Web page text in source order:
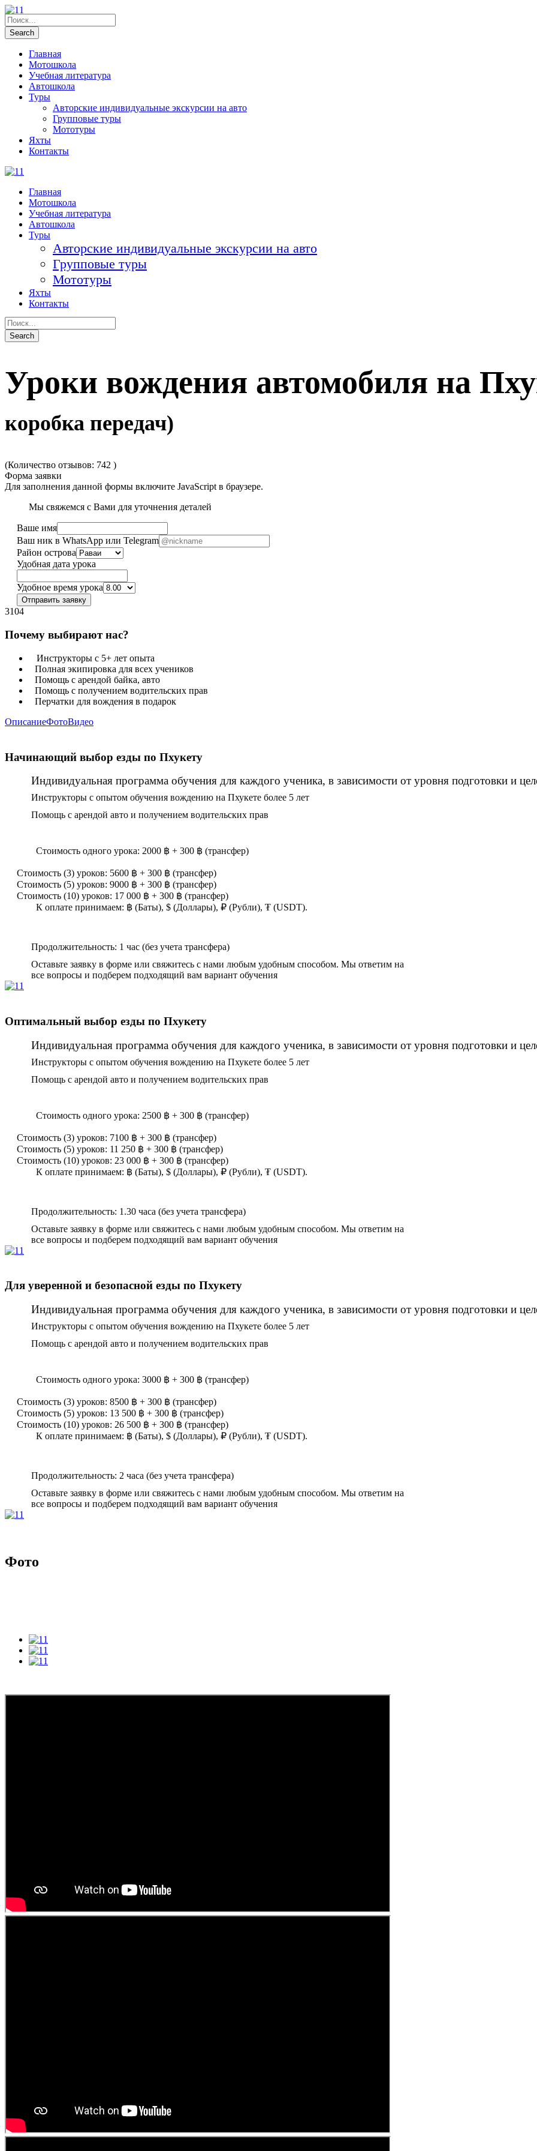
Главная
Мотошкола
Учебная литература
Автошкола
Туры
Авторские индивидуальные экскурсии на авто
Групповые туры
Мототуры
Яхты
Контакты
Главная
Мотошкола
Учебная литература
Автошкола
Туры
Авторские индивидуальные экскурсии на авто
Групповые туры
Мототуры
Яхты
Контакты
Уроки вождения автомобиля на
коробка передач)
(Количество отзывов: 742 )
Форма заявки
Для заполнения данной формы включите JavaScript в браузере.
Мы свяжемся с Вами для уточнения деталей
Ваше имя
Ваш ник в WhatsApp или Telegram
Район острова
Удобная дата урока
Удобное время урока
Отправить заявку
3104
Почему выбирают нас?
Инструкторы с 5+ лет опыта
Полная экипировка для всех учеников
Помощь с арендой байка, авто
Помощь с получением водительских прав
Перчатки для вождения в подарок
ОписаниеФотоВидео
Начинающий выбор езды по Пхукету
Индивидуальная программа обучения для каждого ученика, в зависимости от уровня подготовки и
Инструкторы с опытом обучения вождению на Пхукете более 5 лет
Помощь с арендой авто и получением водительских прав
Стоимость одного урока: 2000 ฿ + 300 ฿ (трансфер)
Стоимость (3) уроков: 5600 ฿ + 300 ฿ (трансфер)
Стоимость (5) уроков: 9000 ฿ + 300 ฿ (трансфер)
Стоимость (10) уроков: 17 000 ฿ + 300 ฿ (трансфер)
К оплате принимаем: ฿ (Баты), $ (Доллары), ₽ (Рубли), ₮ (USDT).
Продолжительность: 1 час (без учета трансфера)
Оставьте заявку в форме или свяжитесь с нами любым удобным способом. Мы ответим на
все вопросы и подберем подходящий вам вариант обучения
Оптимальный выбор езды по Пхукету
Индивидуальная программа обучения для каждого ученика, в зависимости от уровня подготовки и
Инструкторы с опытом обучения вождению на Пхукете более 5 лет
Помощь с арендой авто и получением водительских прав
Стоимость одного урока: 2500 ฿ + 300 ฿ (трансфер)
Стоимость (3) уроков: 7100 ฿ + 300 ฿ (трансфер)
Стоимость (5) уроков: 11 250 ฿ + 300 ฿ (трансфер)
Стоимость (10) уроков: 23 000 ฿ + 300 ฿ (трансфер)
К оплате принимаем: ฿ (Баты), $ (Доллары), ₽ (Рубли), ₮ (USDT).
Продолжительность: 1.30 часа (без учета трансфера)
Оставьте заявку в форме или свяжитесь с нами любым удобным способом. Мы ответим на
все вопросы и подберем подходящий вам вариант обучения
Для уверенной и безопасной езды по Пхукету
Индивидуальная программа обучения для каждого ученика, в зависимости от уровня подготовки и
Инструкторы с опытом обучения вождению на Пхукете более 5 лет
Помощь с арендой авто и получением водительских прав
Стоимость одного урока: 3000 ฿ + 300 ฿ (трансфер)
Стоимость (3) уроков: 8500 ฿ + 300 ฿ (трансфер)
Стоимость (5) уроков: 13 500 ฿ + 300 ฿ (трансфер)
Стоимость (10) уроков: 26 500 ฿ + 300 ฿ (трансфер)
К оплате принимаем: ฿ (Баты), $ (Доллары), ₽ (Рубли), ₮ (USDT).
Продолжительность: 2 часа (без учета трансфера)
Оставьте заявку в форме или свяжитесь с нами любым удобным способом. Мы ответим на
все вопросы и подберем подходящий вам вариант обучения
Фото